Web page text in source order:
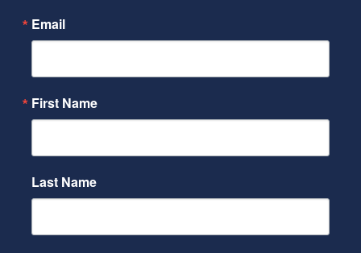
Email
First Name
Last Name